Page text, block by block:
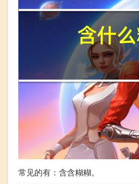
常见的有：含含糊糊。